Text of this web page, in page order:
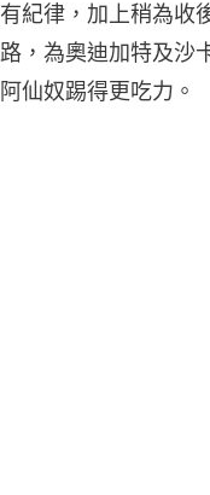
有紀律，加上稍為收
路，為奧迪加特及沙
阿仙奴踢得更吃力。